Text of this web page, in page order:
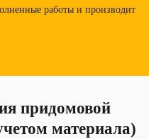
работы и производит
придомовой
материала)